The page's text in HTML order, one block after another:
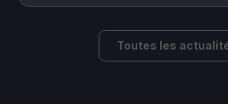
Toutes les